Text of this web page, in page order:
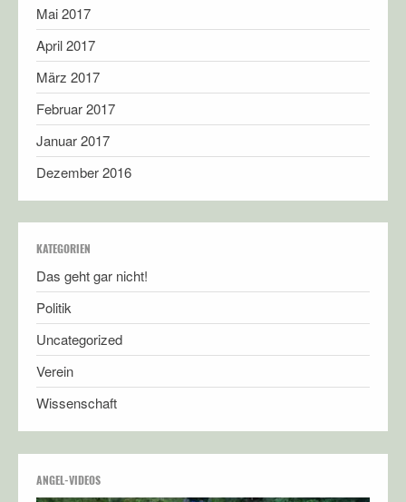
Mai 2017
April 2017
März 2017
Februar 2017
Januar 2017
Dezember 2016
KATEGORIEN
Das geht gar nicht!
Politik
Uncategorized
Verein
Wissenschaft
ANGEL-VIDEOS